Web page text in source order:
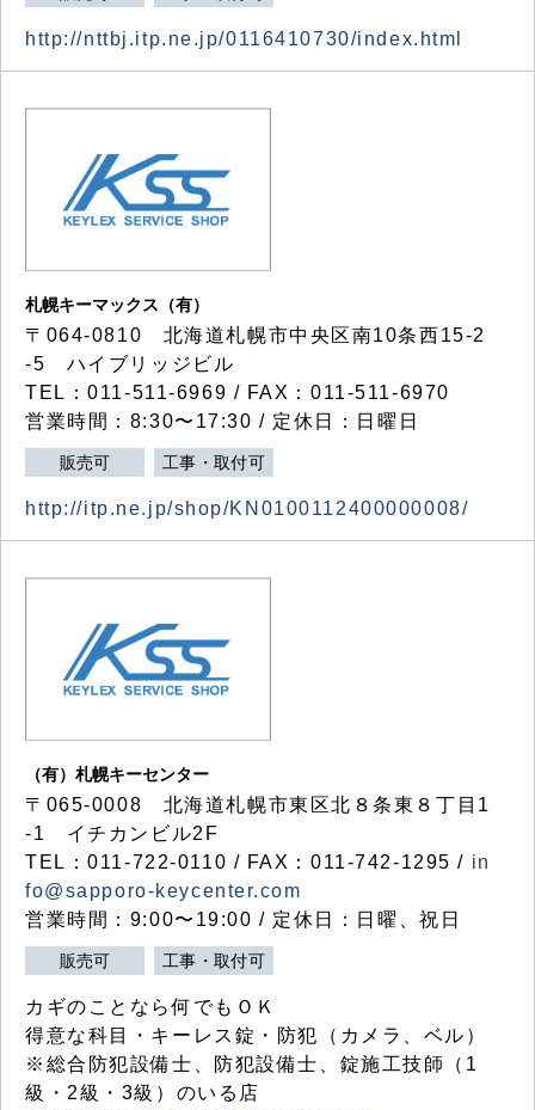
http://nttbj.itp.ne.jp/0116410730/index.html
札幌キーマックス（有）
〒064-0810 北海道札幌市中央区南10条西15-2
-5 ハイブリッジビル
TEL：011-511-6969 / FAX：011-511-6970
営業時間：8:30〜17:30 / 定休日：日曜日
販売可 工事・取付可
http://itp.ne.jp/shop/KN0100112400000008/
（有）札幌キーセンター
〒065-0008 北海道札幌市東区北８条東８丁目1
-1 イチカンビル2F
TEL：011-722-0110 / FAX：011-742-1295 / in
fo@sapporo-keycenter.com
営業時間：9:00〜19:00 / 定休日：日曜、祝日
販売可 工事・取付可
カギのことなら何でもＯＫ
得意な科目・キーレス錠・防犯（カメラ、ベル）
※総合防犯設備士、防犯設備士、錠施工技師（1
級・2級・3級）のいる店